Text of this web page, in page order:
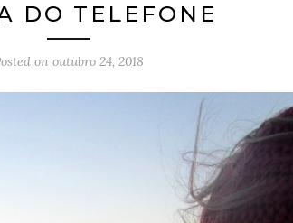
DO TELEFONE
on outubro 24, 2018